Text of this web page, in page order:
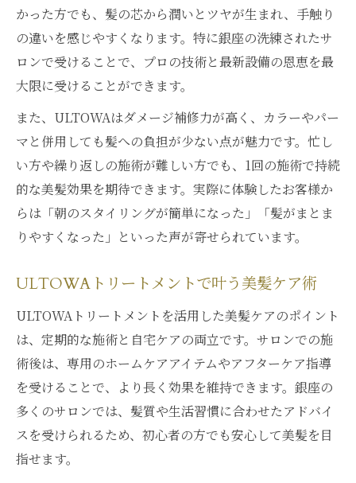
美しさ続く髪質改善トリートメントの魅力
髪質改善が長持ちするULTOWAトリートメ
ント
美しさを保つためのULTOWAの秘密
持続性に優れたULTOWAトリートメントの
特徴
髪質改善をキープするULTOWAトリートメ
ント
美髪を維持できるULTOWAトリートメント
の力
かった方でも、髪の芯から潤いとツヤが生まれ、手触り
の違いを感じやすくなります。特に銀座の洗練されたサ
ロンで受けることで、プロの技術と最新設備の恩恵を最
大限に受けることができます。
また、ULTOWAはダメージ補修力が高く、カラーやパー
マと併用しても髪への負担が少ない点が魅力です。忙し
い方や繰り返しの施術が難しい方でも、1回の施術で持続
的な美髪効果を期待できます。実際に体験したお客様か
らは「朝のスタイリングが簡単になった」「髪がまとま
りやすくなった」といった声が寄せられています。
ULTOWAトリートメントで叶う美髪ケア術
ULTOWAトリートメントを活用した美髪ケアのポイント
は、定期的な施術と自宅ケアの両立です。サロンでの施
術後は、専用のホームケアアイテムやアフターケア指導
を受けることで、より長く効果を維持できます。銀座の
多くのサロンでは、髪質や生活習慣に合わせたアドバイ
スを受けられるため、初心者の方でも安心して美髪を目
指せます。